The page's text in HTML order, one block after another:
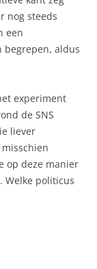
nog steeds
een
begrepen, aldus
experiment
de SNS
liever
op deze manier
Welke politicus